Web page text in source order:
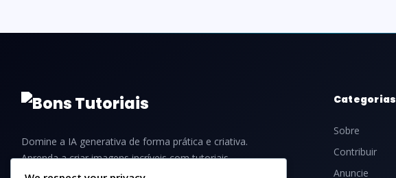
Domine a IA generativa de forma prática e criativa.
Aprenda a criar imagens incríveis com tutoriais,
guias e dicas para iniciantes e profissionais.
Categorias
Sobre
Contribuir
Anuncie